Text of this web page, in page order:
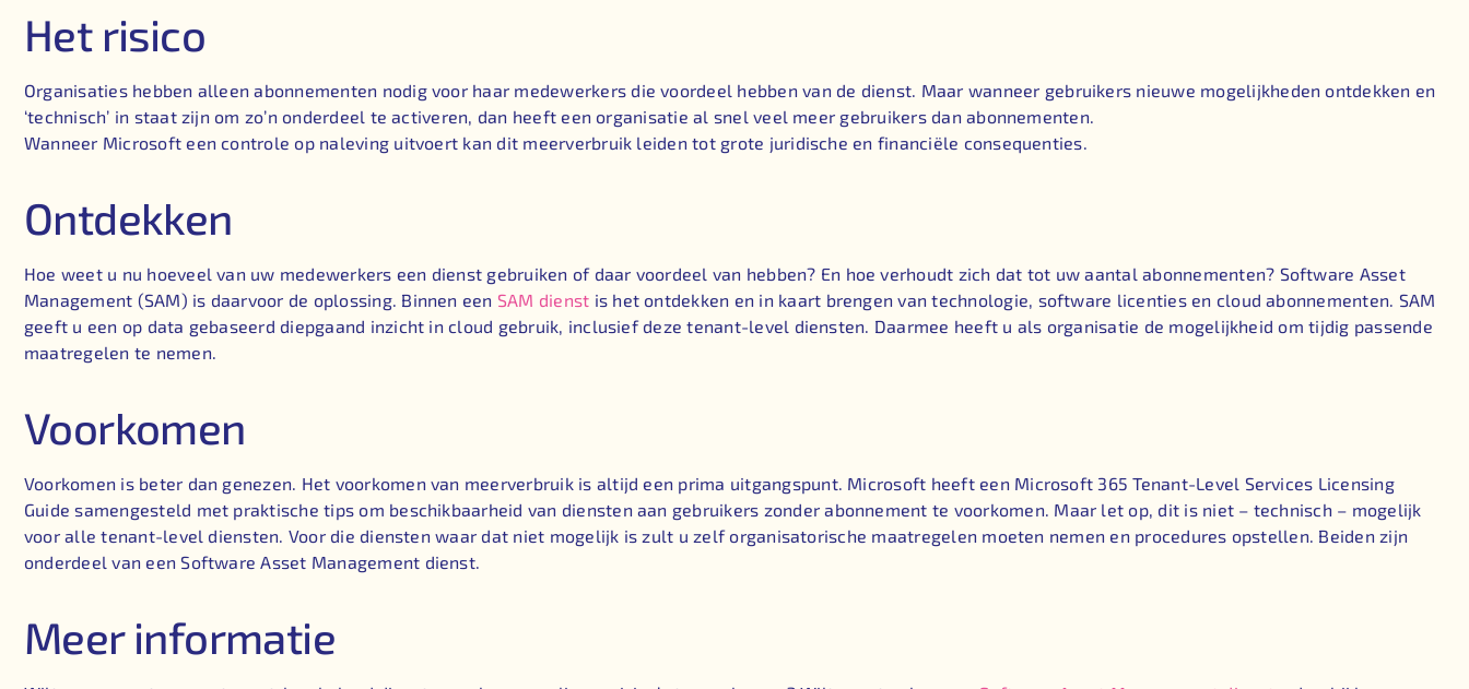
Het risico
Organisaties hebben alleen abonnementen nodig voor haar medewerkers die voordeel hebben van de dienst. Maar wanneer gebruikers nieuwe mogelijkheden ontdekken en
‘technisch’ in staat zijn om zo’n onderdeel te activeren, dan heeft een organisatie al snel veel meer gebruikers dan abonnementen.
Wanneer Microsoft een controle op naleving uitvoert kan dit meerverbruik leiden tot grote juridische en financiële consequenties.
Ontdekken
Hoe weet u nu hoeveel van uw medewerkers een dienst gebruiken of daar voordeel van hebben? En hoe verhoudt zich dat tot uw aantal abonnementen? Software Asset
Management (SAM) is daarvoor de oplossing. Binnen een SAM dienst is het ontdekken en in kaart brengen van technologie, software licenties en cloud abonnementen. SAM
geeft u een op data gebaseerd diepgaand inzicht in cloud gebruik, inclusief deze tenant-level diensten. Daarmee heeft u als organisatie de mogelijkheid om tijdig passende
maatregelen te nemen.
Voorkomen
Voorkomen is beter dan genezen. Het voorkomen van meerverbruik is altijd een prima uitgangspunt. Microsoft heeft een Microsoft 365 Tenant-Level Services Licensing
Guide samengesteld met praktische tips om beschikbaarheid van diensten aan gebruikers zonder abonnement te voorkomen. Maar let op, dit is niet – technisch – mogelijk
voor alle tenant-level diensten. Voor die diensten waar dat niet mogelijk is zult u zelf organisatorische maatregelen moeten nemen en procedures opstellen. Beiden zijn
onderdeel van een Software Asset Management dienst.
Meer informatie